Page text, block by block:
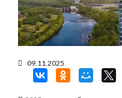
09.11.2025